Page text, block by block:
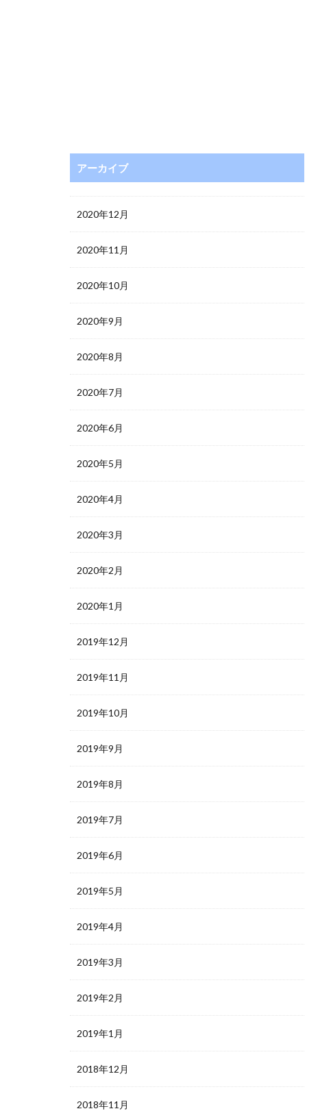
アーカイブ
2020年12月
2020年11月
2020年10月
2020年9月
2020年8月
2020年7月
2020年6月
2020年5月
2020年4月
2020年3月
2020年2月
2020年1月
2019年12月
2019年11月
2019年10月
2019年9月
2019年8月
2019年7月
2019年6月
2019年5月
2019年4月
2019年3月
2019年2月
2019年1月
2018年12月
2018年11月